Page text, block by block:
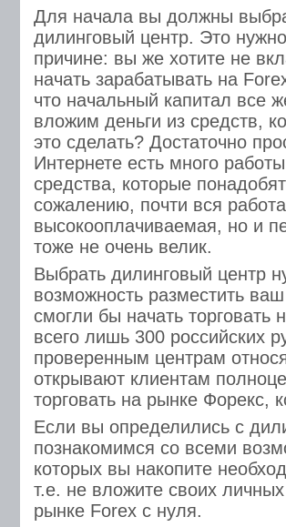
Для начала вы должны
дилинговый центр. Это
причине: вы же хотите не
начать зарабатывать на
что начальный капитал все
вложим деньги из средств,
это сделать? Достаточно
Интернете есть много
средства, которые
сожалению, почти вся
высокооплачиваемая, но и
тоже не очень велик.
Выбрать дилинговый центр
возможность разместить
смогли бы начать торговать
всего лишь 300 российских
проверенным центрам
открывают клиентам
торговать на рынке Форекс,
Если вы определились с
познакомимся со всеми
которых вы накопите
т.е. не вложите своих
рынке Forex с нуля.